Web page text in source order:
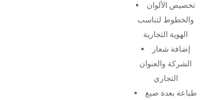
تخصيص الألوان
والخطوط لتناسب
الهوية التجارية
إضافة شعار
الشركة والعنوان
التجاري
طباعة بعدة صيغ